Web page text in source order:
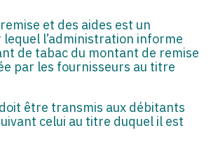
et des aides est un
l’administration informe
de tabac du montant de remise
par les fournisseurs au titre
être transmis aux débitants
celui au titre duquel il est